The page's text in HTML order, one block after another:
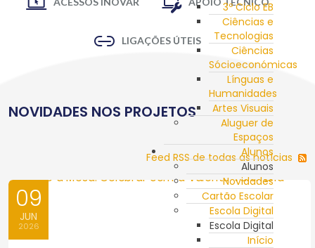
3º Ciclo EB
Ciências e
Tecnologias
Ciências
Sócioeconómicas
Línguas e
Humanidades
Artes Visuais
Aluguer de
Espaços
Alunos
Alunos
Novidades
Cartão Escolar
Escola Digital
Escola Digital
Início
LIGAÇÕES ÚTEIS
NOVIDADES NOS PROJETOS
Feed RSS de todas as notícias
09
JUN
2026